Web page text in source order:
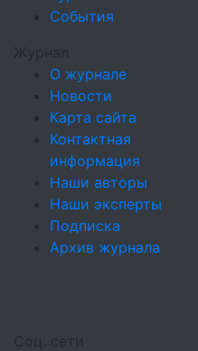
События
Журнал
О журнале
Новости
Карта сайта
Контактная
информация
Наши авторы
Наши эксперты
Подписка
Архив журнала
Соц. сети